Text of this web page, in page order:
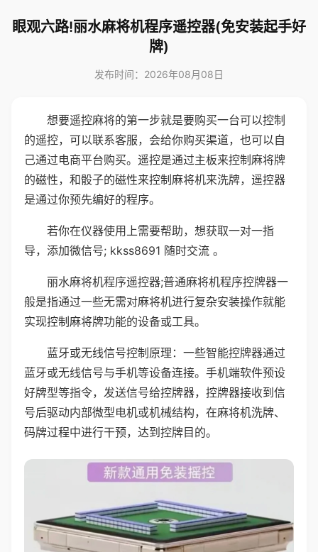
眼观六路!丽水麻将机程序遥控器(免安装起手好
牌)
发布时间：2026年08月08日
想要遥控麻将的第一步就是要购买一台可以控制
的遥控，可以联系客服，会给你购买渠道，也可以自
己通过电商平台购买。遥控是通过主板来控制麻将牌
的磁性，和骰子的磁性来控制麻将机来洗牌，遥控器
是通过你预先编好的程序。
若你在仪器使用上需要帮助，想获取一对一指
导，添加微信号; kkss8691 随时交流 。
丽水麻将机程序遥控器;普通麻将机程序控牌器一
般是指通过一些无需对麻将机进行复杂安装操作就能
实现控制麻将牌功能的设备或工具。
蓝牙或无线信号控制原理：一些智能控牌器通过
蓝牙或无线信号与手机等设备连接。手机端软件预设
好牌型等指令，发送信号给控牌器，控牌器接收到信
号后驱动内部微型电机或机械结构，在麻将机洗牌、
码牌过程中进行干预，达到控牌目的。